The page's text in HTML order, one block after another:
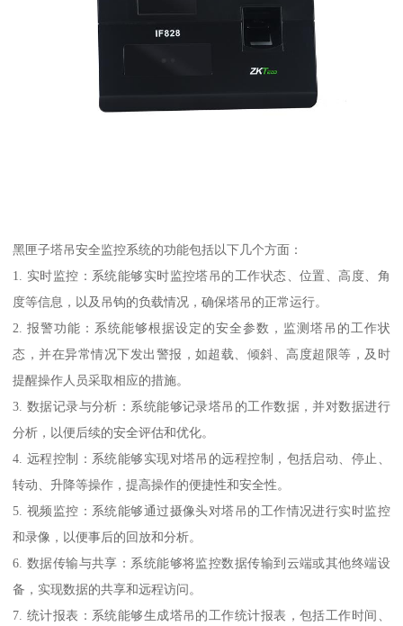
黑匣子塔吊安全监控系统的功能包括以下几个方面：
1. 实时监控：系统能够实时监控塔吊的工作状态、位置、高度、角
度等信息，以及吊钩的负载情况，确保塔吊的正常运行。
2. 报警功能：系统能够根据设定的安全参数，监测塔吊的工作状
态，并在异常情况下发出警报，如超载、倾斜、高度超限等，及时
提醒操作人员采取相应的措施。
3. 数据记录与分析：系统能够记录塔吊的工作数据，并对数据进行
分析，以便后续的安全评估和优化。
4. 远程控制：系统能够实现对塔吊的远程控制，包括启动、停止、
转动、升降等操作，提高操作的便捷性和安全性。
5. 视频监控：系统能够通过摄像头对塔吊的工作情况进行实时监控
和录像，以便事后的回放和分析。
6. 数据传输与共享：系统能够将监控数据传输到云端或其他终端设
备，实现数据的共享和远程访问。
7. 统计报表：系统能够生成塔吊的工作统计报表，包括工作时间、